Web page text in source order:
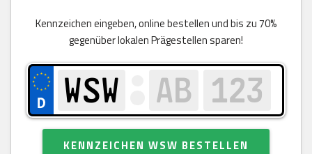
Kennzeichen eingeben, online bestellen und bis zu 70%
gegenüber lokalen Prägestellen sparen!
KENNZEICHEN WSW BESTELLEN